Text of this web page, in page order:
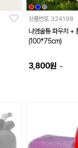
상품번호 324198
나염술통 파우치 +
(100*75cm)
3,800원 ~